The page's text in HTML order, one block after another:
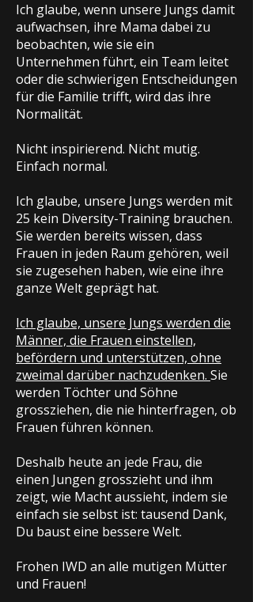
Ich glaube, wenn unsere Jungs damit
aufwachsen, ihre Mama dabei zu
beobachten, wie sie ein
Unternehmen führt, ein Team leitet
oder die schwierigen Entscheidungen
für die Familie trifft, wird das ihre
Normalität.
Nicht inspirierend. Nicht mutig.
Einfach normal.
Ich glaube, unsere Jungs werden mit
25 kein Diversity-Training brauchen.
Sie werden bereits wissen, dass
Frauen in jeden Raum gehören, weil
sie zugesehen haben, wie eine ihre
ganze Welt geprägt hat.
Ich glaube, unsere Jungs werden die
Männer, die Frauen einstellen,
befördern und unterstützen, ohne
zweimal darüber nachzudenken. Sie
werden Töchter und Söhne
grossziehen, die nie hinterfragen, ob
Frauen führen können.
Deshalb heute an jede Frau, die
einen Jungen grosszieht und ihm
zeigt, wie Macht aussieht, indem sie
einfach sie selbst ist: tausend Dank,
Du baust eine bessere Welt.
Frohen IWD an alle mutigen Mütter
und Frauen!